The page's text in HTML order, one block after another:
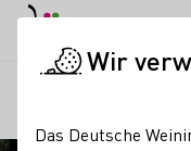
Wir
Das Deutsche